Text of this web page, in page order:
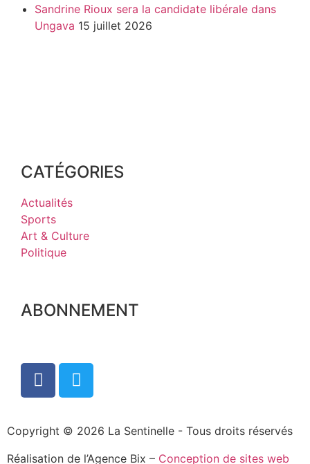
Sandrine Rioux sera la candidate libérale dans
Ungava 15 juillet 2026
CATÉGORIES
Actualités
Sports
Art & Culture
Politique
ABONNEMENT
Copyright © 2026 La Sentinelle - Tous droits réservés
Réalisation de l’Agence Bix – Conception de sites web